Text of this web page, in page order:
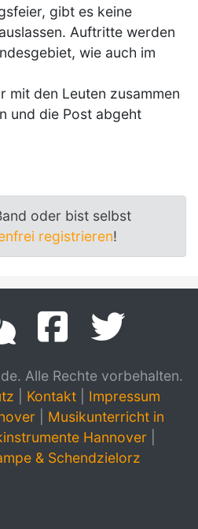
gibt es keine
Auftritte werden
wie auch im
mit den Leuten zusammen
und die Post abgeht
oder bist selbst
registrieren!
Alle Rechte vorbehalten.
Kontakt
Impressum
Musikunterricht in
Hannover
& Schendzielorz